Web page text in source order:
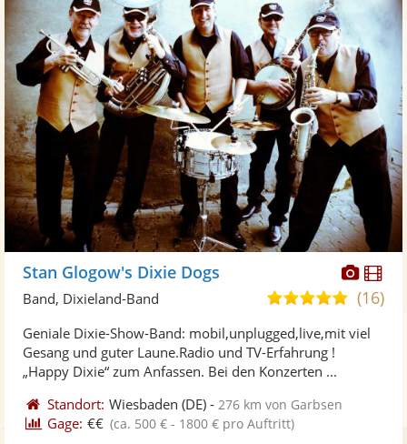
Fotos
Stan Glogow's Dixie Dogs
4,9
5
(16)
Band, Dixieland-Band
Geniale Dixie-Show-Band: mobil,unplugged,live,mit viel
Gesang und guter Laune.Radio und TV-Erfahrung !
„Happy Dixie“ zum Anfassen. Bei den Konzerten ...
Standort: Wiesbaden (DE) - 276 km von Garbsen
Gage: €€ (ca. 500 € - 1800 € pro Auftritt)